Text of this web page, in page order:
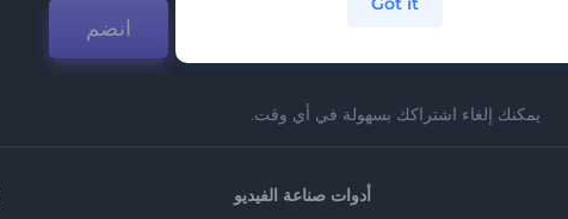
انضم
يمكنك إلغاء اشتراكك بسهولة في أي وقت.
أدوات صناعة الفيديو